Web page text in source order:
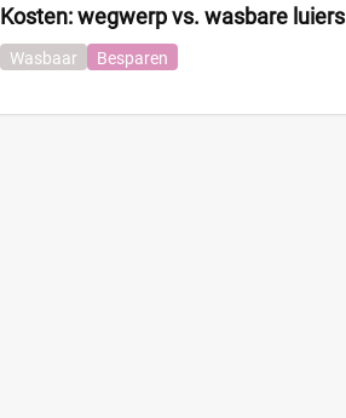
Kosten: wegwerp vs. wasbare luiers
Wasbaar Besparen